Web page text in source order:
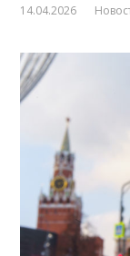
14.04.2026